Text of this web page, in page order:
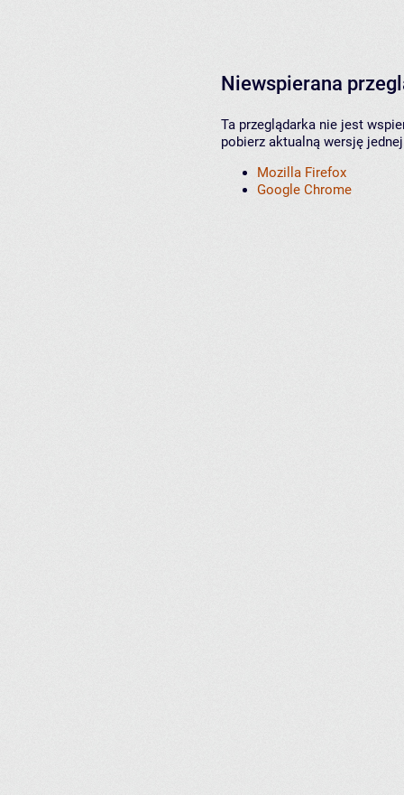
Niewspierana
Ta przeglądarka nie jest
pobierz aktualną wersję
Mozilla Firefox
Google Chrome